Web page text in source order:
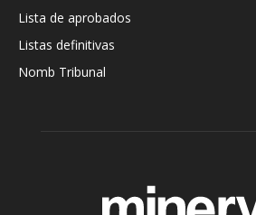
Lista de aprobados
Listas definitivas
Nomb Tribunal